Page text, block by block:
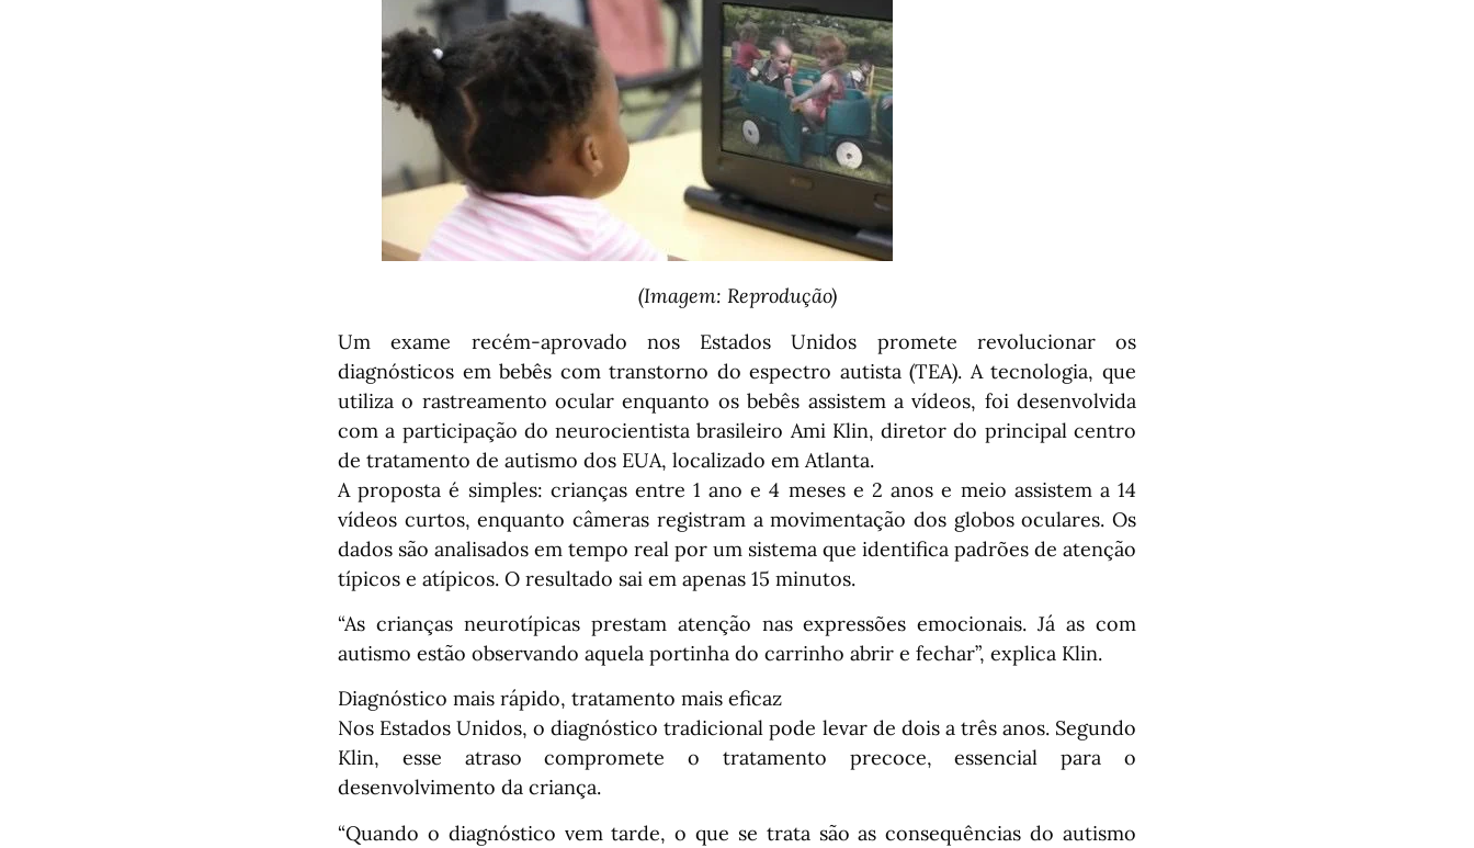
(Imagem: Reprodução)
Um exame recém-aprovado nos Estados Unidos promete revolucionar os
diagnósticos em bebês com transtorno do espectro autista (TEA). A tecnologia, que
utiliza o rastreamento ocular enquanto os bebês assistem a vídeos, foi desenvolvida
com a participação do neurocientista brasileiro Ami Klin, diretor do principal centro
de tratamento de autismo dos EUA, localizado em Atlanta.
A proposta é simples: crianças entre 1 ano e 4 meses e 2 anos e meio assistem a 14
vídeos curtos, enquanto câmeras registram a movimentação dos globos oculares. Os
dados são analisados em tempo real por um sistema que identifica padrões de atenção
típicos e atípicos. O resultado sai em apenas 15 minutos.
“As crianças neurotípicas prestam atenção nas expressões emocionais. Já as com
autismo estão observando aquela portinha do carrinho abrir e fechar”, explica Klin.
Diagnóstico mais rápido, tratamento mais eficaz
Nos Estados Unidos, o diagnóstico tradicional pode levar de dois a três anos. Segundo
Klin, esse atraso compromete o tratamento precoce, essencial para o
desenvolvimento da criança.
“Quando o diagnóstico vem tarde, o que se trata são as consequências do autismo